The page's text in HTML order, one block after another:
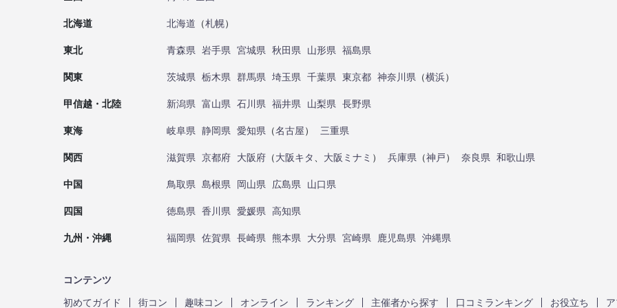
北海道 北海道 （札幌）
東北 青森県 岩手県 宮城県 秋田県 山形県 福島県
関東 茨城県 栃木県 群馬県 埼玉県 千葉県 東京都 神奈川県 （横浜）
甲信越・北陸 新潟県 富山県 石川県 福井県 山梨県 長野県
東海 岐阜県 静岡県 愛知県 （名古屋） 三重県
関西 滋賀県 京都府 大阪府 （大阪キタ 大阪ミナミ ） 兵庫県 （神戸） 奈良県 和歌山県
中国 鳥取県 島根県 岡山県 広島県 山口県
四国 徳島県 香川県 愛媛県 高知県
九州・沖縄 福岡県 佐賀県 長崎県 熊本県 大分県 宮崎県 鹿児島県 沖縄県
コンテンツ
初めてガイド
街コン 趣味コン オンライン ランキング 主催者から探す 口コミランキング お役立ち